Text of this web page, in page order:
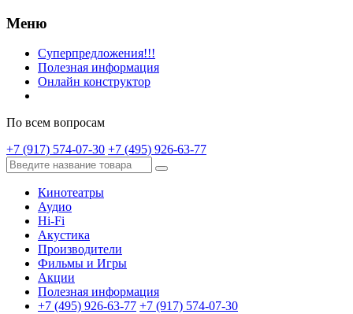
Меню
Суперпредложения!!!
Полезная информация
Онлайн конструктор
По всем вопросам
+7 (917) 574-07-30 +7 (495) 926-63-77
Кинотеатры
Аудио
Hi-Fi
Акустика
Производители
Фильмы и Игры
Акции
Полезная информация
+7 (495) 926-63-77 +7 (917) 574-07-30